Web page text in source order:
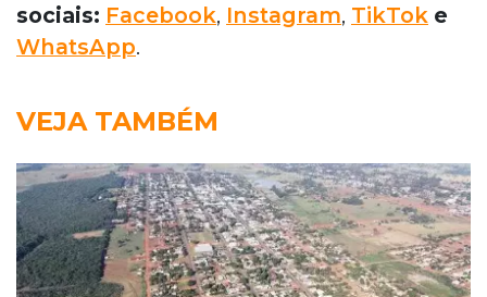
sociais: Facebook, Instagram, TikTok e
WhatsApp.
VEJA TAMBÉM